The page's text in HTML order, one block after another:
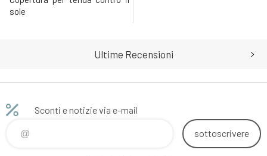
sole
Ultime Recensioni
Sconti e notizie via e-mail
sottoscrivere